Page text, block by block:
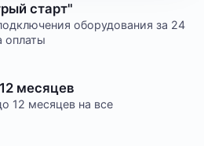
старт"
оборудования за 24
оплаты
месяцев
12 месяцев на все